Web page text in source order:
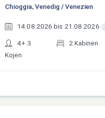
Chioggia, Venedig / Venezien
14.08.2026 bis 21.08.2026
4+ 3
Kojen
2 Kabinen